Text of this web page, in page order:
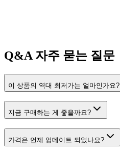
Q&A 자주 묻는 질문
이 상품의 역대 최저가는 얼마인가요?
지금 구매하는 게 좋을까요?
가격은 언제 업데이트 되었나요?